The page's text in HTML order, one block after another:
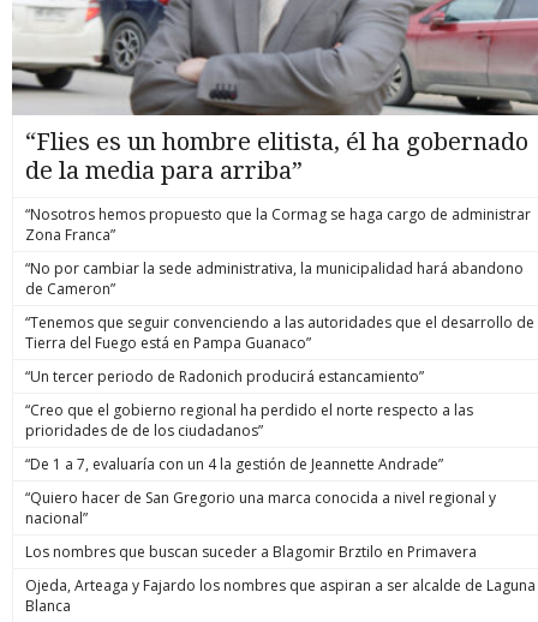
“Flies es un hombre elitista, él ha gobernado
de la media para arriba”
“Nosotros hemos propuesto que la Cormag se haga cargo de administrar
Zona Franca”
“No por cambiar la sede administrativa, la municipalidad hará abandono
de Cameron”
“Tenemos que seguir convenciendo a las autoridades que el desarrollo de
Tierra del Fuego está en Pampa Guanaco”
“Un tercer periodo de Radonich producirá estancamiento”
“Creo que el gobierno regional ha perdido el norte respecto a las
prioridades de de los ciudadanos”
“De 1 a 7, evaluaría con un 4 la gestión de Jeannette Andrade”
“Quiero hacer de San Gregorio una marca conocida a nivel regional y
nacional”
Los nombres que buscan suceder a Blagomir Brztilo en Primavera
Ojeda, Arteaga y Fajardo los nombres que aspiran a ser alcalde de Laguna
Blanca